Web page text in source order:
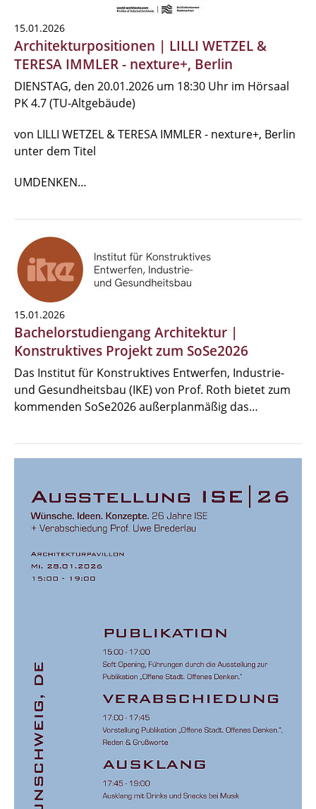
15.01.2026
Architekturpositionen | LILLI WETZEL &
TERESA IMMLER - nexture+, Berlin
DIENSTAG, den 20.01.2026 um 18:30 Uhr im Hörsaal
PK 4.7 (TU-Altgebäude)
von LILLI WETZEL & TERESA IMMLER - nexture+, Berlin
unter dem Titel
UMDENKEN…
15.01.2026
Bachelorstudiengang Architektur |
Konstruktives Projekt zum SoSe2026
Das Institut für Konstruktives Entwerfen, Industrie-
und Gesundheitsbau (IKE) von Prof. Roth bietet zum
kommenden SoSe2026 außerplanmäßig das…